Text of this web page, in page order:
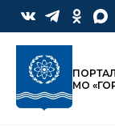
МО